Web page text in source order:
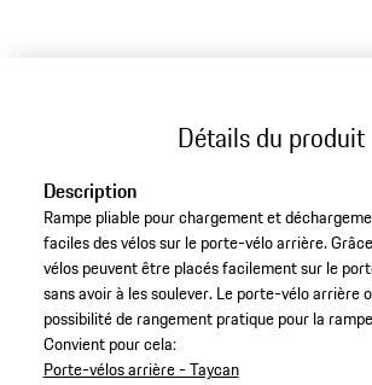
Détails du produit
Description
Rampe pliable pour chargement et
faciles des vélos sur le porte-vélo arrière.
vélos peuvent être placés facilement sur le
sans avoir à les soulever. Le porte-vélo arrière
possibilité de rangement pratique pour la
Convient pour cela:
Porte-vélos arrière - Taycan